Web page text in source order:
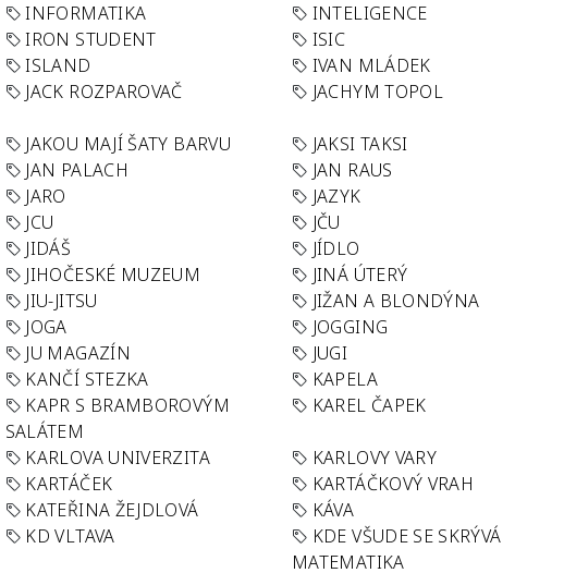
INFORMATIKA INTELIGENCE
IRON STUDENT ISIC
ISLAND IVAN MLÁDEK
JACK ROZPAROVAČ JACHYM TOPOL
JAKOU MAJÍ ŠATY BARVU JAKSI TAKSI
JAN PALACH JAN RAUS
JARO JAZYK
JCU JČU
JIDÁŠ JÍDLO
JIHOČESKÉ MUZEUM JINÁ ÚTERÝ
JIU-JITSU JIŽAN A BLONDÝNA
JOGA JOGGING
JU MAGAZÍN JUGI
KANČÍ STEZKA KAPELA
KAPR S BRAMBOROVÝM
SALÁTEM
KAREL ČAPEK
KARLOVA UNIVERZITA KARLOVY VARY
KARTÁČEK KARTÁČKOVÝ VRAH
KATEŘINA ŽEJDLOVÁ KÁVA
KD VLTAVA
KDE VŠUDE SE SKRÝVÁ
MATEMATIKA